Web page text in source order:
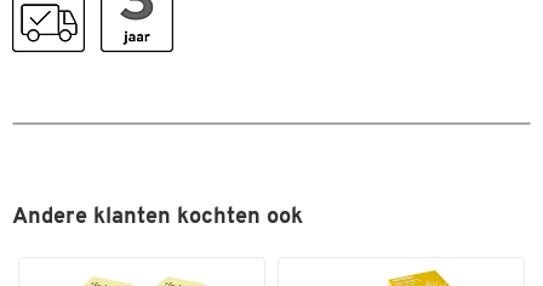
Andere klanten kochten ook